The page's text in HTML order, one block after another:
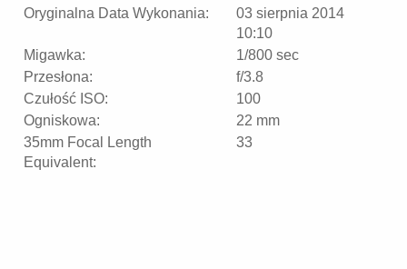
Oryginalna Data Wykonania:
03 sierpnia 2014
10:10
Migawka:
1/800 sec
Przesłona:
f/3.8
Czułość ISO:
100
Ogniskowa:
22 mm
35mm Focal Length
Equivalent:
33